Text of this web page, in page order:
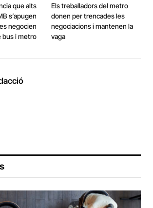
que alts
s’apugen
negocien
bus i metro
Els treballadors del metro
donen per trencades les
negociacions i mantenen la
vaga